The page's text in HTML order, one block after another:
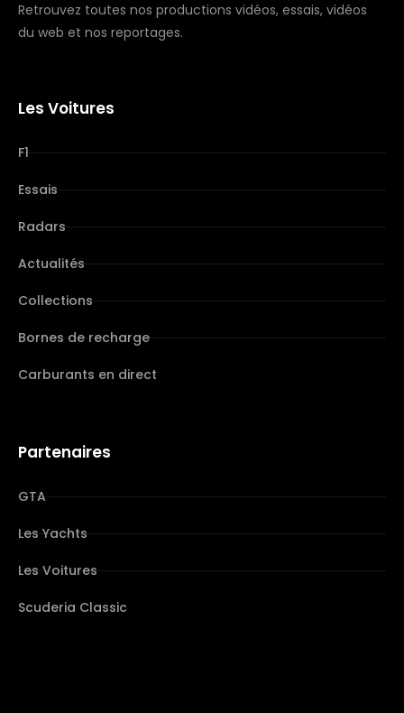
Retrouvez toutes nos productions vidéos, essais, vidéos
du web et nos reportages.
Les Voitures
F1
Essais
Radars
Actualités
Collections
Bornes de recharge
Carburants en direct
Partenaires
GTA
Les Yachts
Les Voitures
Scuderia Classic